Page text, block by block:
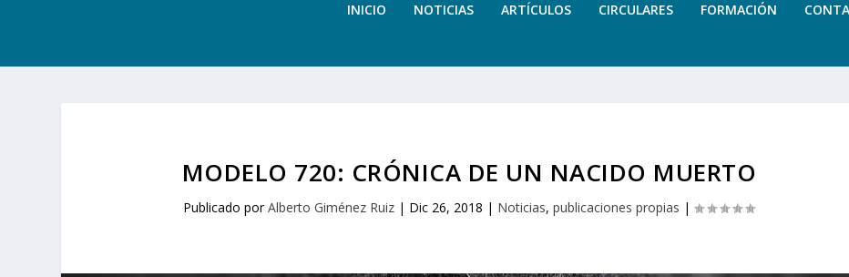
INICIO NOTICIAS ARTÍCULOS CIRCULARES FORMACIÓN
MODELO 720: CRÓNICA DE UN NACIDO MUERTO
Publicado porAlberto Giménez Ruiz | Dic 26, 2018 | Noticias,publicaciones propias |